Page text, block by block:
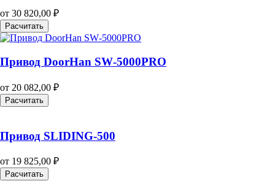
от 30 820,00 ₽
Расчитать
Привод DoorHan SW‑5000PRO
от 20 082,00 ₽
Расчитать
Привод SLIDING-500
от 19 825,00 ₽
Расчитать